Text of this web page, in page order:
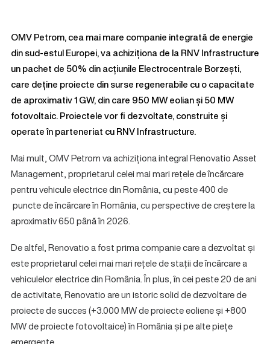
OMV Petrom, cea mai mare companie integrată de energie
din sud-estul Europei, va achiziționa de la RNV Infrastructure
un pachet de 50% din acțiunile Electrocentrale Borzești,
care deține proiecte din surse regenerabile cu o capacitate
de aproximativ 1 GW, din care 950 MW eolian și 50 MW
fotovoltaic. Proiectele vor fi dezvoltate, construite și
operate în parteneriat cu RNV Infrastructure.
Mai mult, OMV Petrom va achiziționa integral Renovatio Asset
Management, proprietarul celei mai mari rețele de încărcare
pentru vehicule electrice din România, cu peste 400 de
puncte de încărcare în România, cu perspective de creștere la
aproximativ 650 până în 2026.
De altfel, Renovatio a fost prima companie care a dezvoltat și
este proprietarul celei mai mari rețele de stații de încărcare a
vehiculelor electrice din România. În plus, în cei peste 20 de ani
de activitate, Renovatio are un istoric solid de dezvoltare de
proiecte de succes (+3.000 MW de proiecte eoliene și +800
MW de proiecte fotovoltaice) în România și pe alte piețe